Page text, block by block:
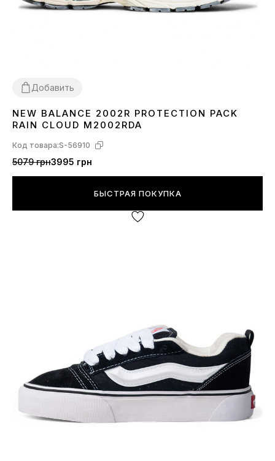
Добавить
3637 3839404142 43 44
NEW BALANCE 2002R PROTECTION PACK
RAIN CLOUD M2002RDA
Код товара:S-56910
5079 грн3995 грн
БЫСТРАЯ ПОКУПКА